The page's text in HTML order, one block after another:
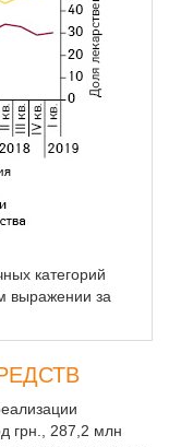
категорий
выражении за
грн., 287,2 млн